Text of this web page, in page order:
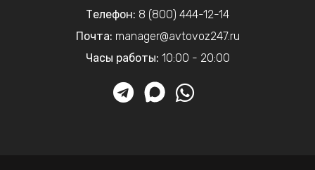
Телефон: 8 (800) 444-12-14
Почта: manager@avtovoz247.ru
Часы работы: 10:00 - 20:00